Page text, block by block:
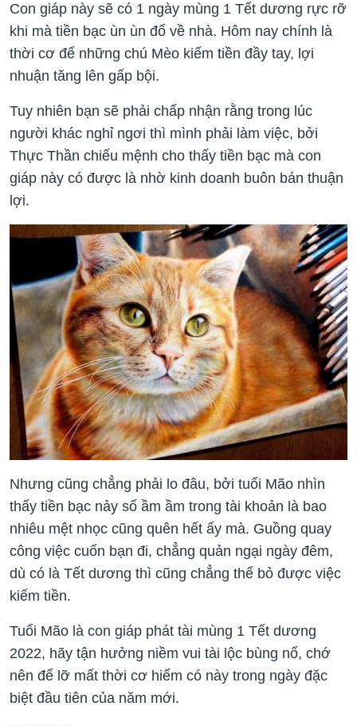
Con giáp này sẽ có 1 ngày mùng 1 Tết dương rực rỡ
khi mà tiền bạc ùn ùn đổ về nhà. Hôm nay chính là
thời cơ để những chú Mèo kiếm tiền đầy tay, lợi
nhuận tăng lên gấp bội.
Tuy nhiên bạn sẽ phải chấp nhận rằng trong lúc
người khác nghỉ ngơi thì mình phải làm việc, bởi
Thực Thần chiếu mệnh cho thấy tiền bạc mà con
giáp này có được là nhờ kinh doanh buôn bán thuận
lợi.
Nhưng cũng chẳng phải lo đâu, bởi tuổi Mão nhìn
thấy tiền bạc nảy số ầm ầm trong tài khoản là bao
nhiêu mệt nhọc cũng quên hết ấy mà. Guồng quay
công việc cuốn bạn đi, chẳng quản ngại ngày đêm,
dù có là Tết dương thì cũng chẳng thể bỏ được việc
kiếm tiền.
Tuổi Mão là con giáp phát tài mùng 1 Tết dương
2022, hãy tận hưởng niềm vui tài lộc bùng nổ, chớ
nên để lỡ mất thời cơ hiếm có này trong ngày đặc
biệt đầu tiên của năm mới.